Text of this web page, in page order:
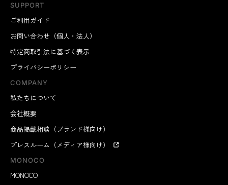
SUPPORT
ご利用ガイド
お問い合わせ（個人・法人）
特定商取引法に基づく表示
プライバシーポリシー
COMPANY
私たちについて
会社概要
商品掲載相談（ブランド様向け）
プレスルーム（メディア様向け）
MONOCO
MONOCO